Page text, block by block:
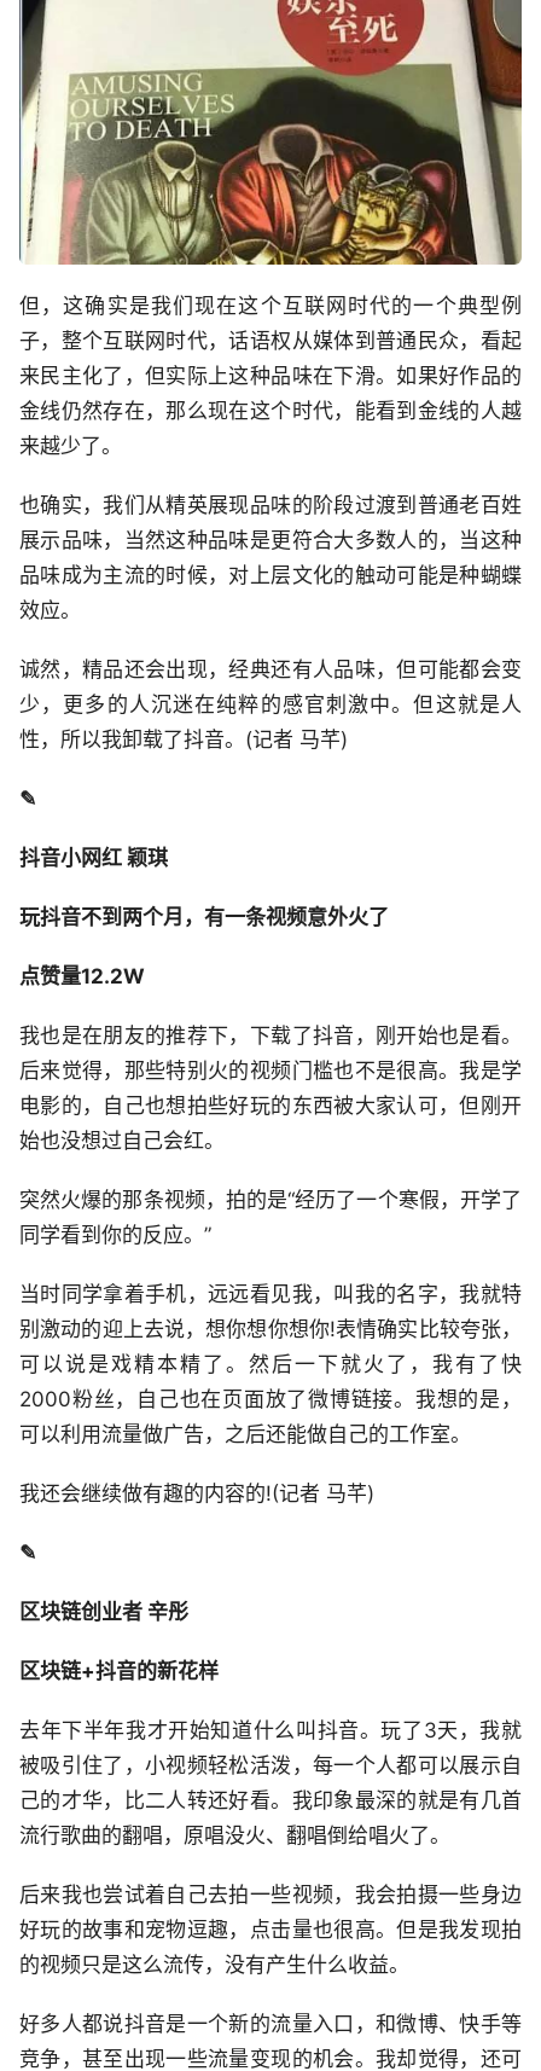
但，这确实是我们现在这个互联网时代的一个典型例
子，整个互联网时代，话语权从媒体到普通民众，看起
来民主化了，但实际上这种品味在下滑。如果好作品的
金线仍然存在，那么现在这个时代，能看到金线的人越
来越少了。
也确实，我们从精英展现品味的阶段过渡到普通老百姓
展示品味，当然这种品味是更符合大多数人的，当这种
品味成为主流的时候，对上层文化的触动可能是种蝴蝶
效应。
诚然，精品还会出现，经典还有人品味，但可能都会变
少，更多的人沉迷在纯粹的感官刺激中。但这就是人
性，所以我卸载了抖音。(记者 马芊)
✎
抖音小网红 颖琪
玩抖音不到两个月，有一条视频意外火了
点赞量12.2W
我也是在朋友的推荐下，下载了抖音，刚开始也是看。
后来觉得，那些特别火的视频门槛也不是很高。我是学
电影的，自己也想拍些好玩的东西被大家认可，但刚开
始也没想过自己会红。
突然火爆的那条视频，拍的是“经历了一个寒假，开学了
同学看到你的反应。”
当时同学拿着手机，远远看见我，叫我的名字，我就特
别激动的迎上去说，想你想你想你!表情确实比较夸张，
可以说是戏精本精了。然后一下就火了，我有了快
2000粉丝，自己也在页面放了微博链接。我想的是，
可以利用流量做广告，之后还能做自己的工作室。
我还会继续做有趣的内容的!(记者 马芊)
✎
区块链创业者 辛彤
区块链+抖音的新花样
去年下半年我才开始知道什么叫抖音。玩了3天，我就
被吸引住了，小视频轻松活泼，每一个人都可以展示自
己的才华，比二人转还好看。我印象最深的就是有几首
流行歌曲的翻唱，原唱没火、翻唱倒给唱火了。
后来我也尝试着自己去拍一些视频，我会拍摄一些身边
好玩的故事和宠物逗趣，点击量也很高。但是我发现拍
的视频只是这么流传，没有产生什么收益。
好多人都说抖音是一个新的流量入口，和微博、快手等
竞争，甚至出现一些流量变现的机会。我却觉得，还可